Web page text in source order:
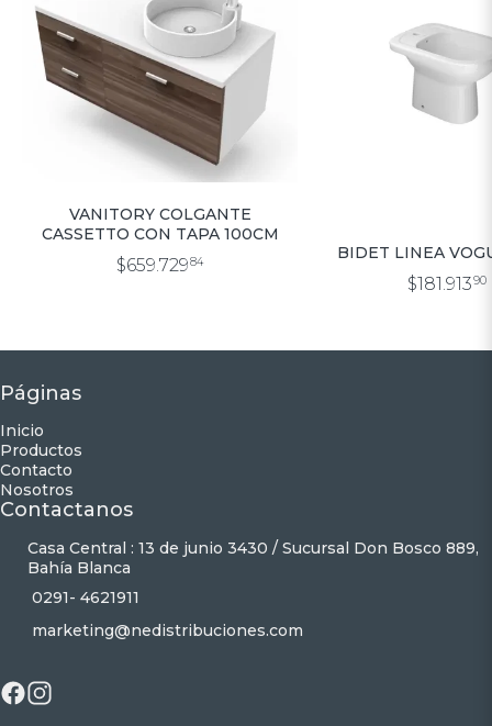
VANITORY COLGANTE
CASSETTO CON TAPA 100CM
$659.72984 BIDET LINEA
$181.91390
Páginas
Inicio
Productos
Contacto
Nosotros
Contactanos
Casa Central : 13 de junio 3430 / Sucursal Don Bosco 889,
Bahía Blanca
0291- 4621911
marketing@nedistribuciones.com